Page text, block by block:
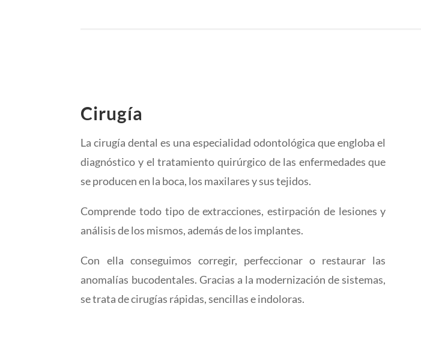
Cirugía
La cirugía dental es una especialidad odontológica que engloba el
diagnóstico y el tratamiento quirúrgico de las enfermedades que
se producen en la boca, los maxilares y sus tejidos.
Comprende todo tipo de extracciones, estirpación de lesiones y
análisis de los mismos, además de los implantes.
Con ella conseguimos corregir, perfeccionar o restaurar las
anomalías bucodentales. Gracias a la modernización de sistemas,
se trata de cirugías rápidas, sencillas e indoloras.